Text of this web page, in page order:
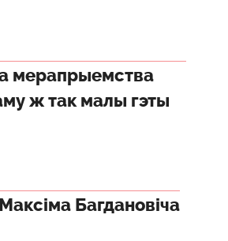
мерапрыемства
ж так малы гэты
Багдановіча